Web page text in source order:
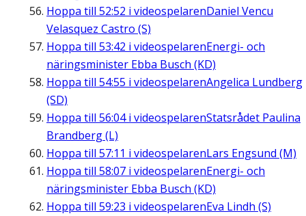
Hoppa till 52:52 i videospelarenDaniel Vencu
Velasquez Castro (S)
Hoppa till 53:42 i videospelarenEnergi- och
näringsminister Ebba Busch (KD)
Hoppa till 54:55 i videospelarenAngelica Lundberg
(SD)
Hoppa till 56:04i videospelarenStatsrådet Paulina
Brandberg (L)
Hoppa till 57:11 i videospelarenLars Engsund (M)
Hoppa till 58:07 i videospelarenEnergi- och
näringsminister Ebba Busch (KD)
Hoppa till 59:23 i videospelarenEva Lindh (S)